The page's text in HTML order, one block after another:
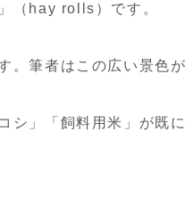
（hay rolls）です。
。筆者はこの広い景色が
シ」「飼料用米」が既